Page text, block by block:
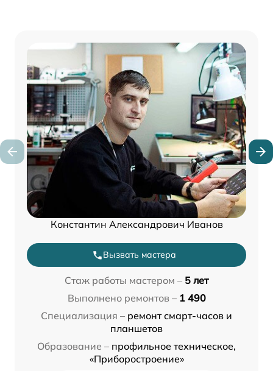
Константин Александрович Иванов
Вызвать мастера
Стаж работы мастером – 5 лет
Выполнено ремонтов – 1 490
Специализация – ремонт смарт-часов и
планшетов
Образование – профильное техническое,
«Приборостроение»